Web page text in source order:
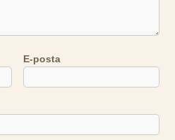
E-posta